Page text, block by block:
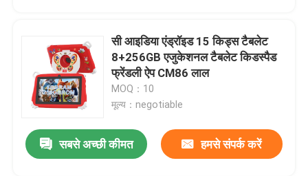
सी आइडिया एंड्रॉइड 15 किड्स टैबलेट
8+256GB एजुकेशनल टैबलेट किडस्पैड
फ्रेंडली ऐप CM86 लाल
MOQ：10
मूल्य：negotiable
सबसे अच्छी कीमत हमसे संपर्क करें